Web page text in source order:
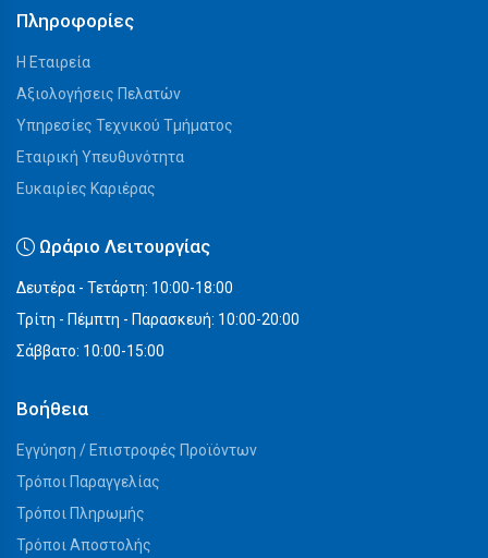
Πληροφορίες
Η Εταιρεία
Αξιολογήσεις Πελατών
Υπηρεσίες Τεχνικού Τμήματος
Εταιρική Υπευθυνότητα
Ευκαιρίες Καριέρας
Ωράριο Λειτουργίας
Δευτέρα - Τετάρτη: 10:00-18:00
Τρίτη - Πέμπτη - Παρασκευή: 10:00-20:00
Σάββατο: 10:00-15:00
Βοήθεια
Εγγύηση / Επιστροφές Προϊόντων
Τρόποι Παραγγελίας
Τρόποι Πληρωμής
Τρόποι Αποστολής